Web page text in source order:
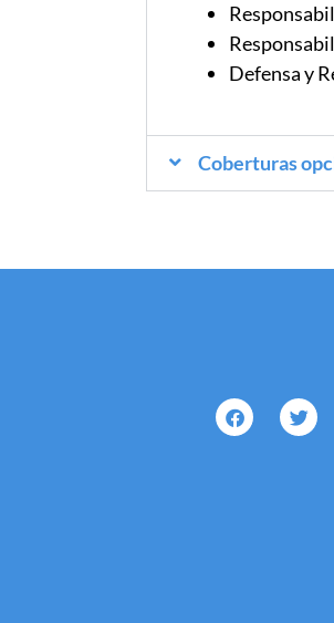
Defensa y
Coberturas